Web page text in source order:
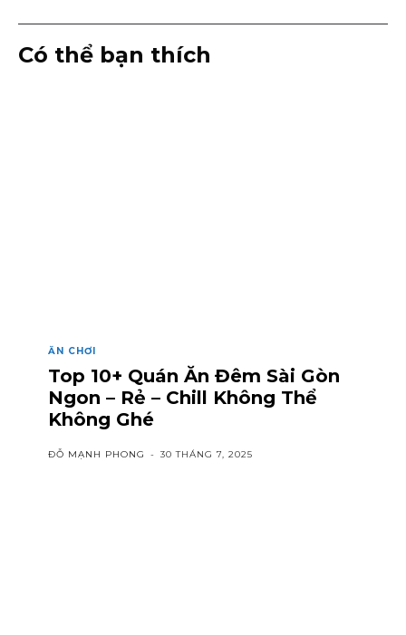
Có thể bạn thích
ĂN CHƠI
Top 10+ Quán Ăn Đêm Sài Gòn
Ngon – Rẻ – Chill Không Thể
Không Ghé
ĐỖ MẠNH PHONG - 30 THÁNG 7, 2025